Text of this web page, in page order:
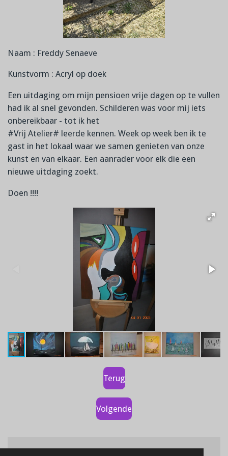
Naam : Freddy Senaeve
Kunstvorm : Acryl op doek
Een uitdaging om mijn pensioen vrije dagen op te vullen
had ik al snel gevonden. Schilderen was voor mij iets
onbereikbaar - tot ik het
#Vrij Atelier# leerde kennen. Week op week ben ik te
gast in het lokaal waar we samen genieten van onze
kunst en van elkaar. Een aanrader voor elk die een
nieuwe uitdaging zoekt.
Doen !!!!
Terug
Volgende